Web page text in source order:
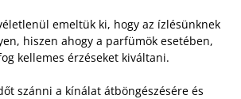
emeltük ki, hogy az ízlésünknek
hiszen ahogy a parfümök esetében,
kellemes érzéseket kiváltani.
szánni a kínálat átböngészésére és